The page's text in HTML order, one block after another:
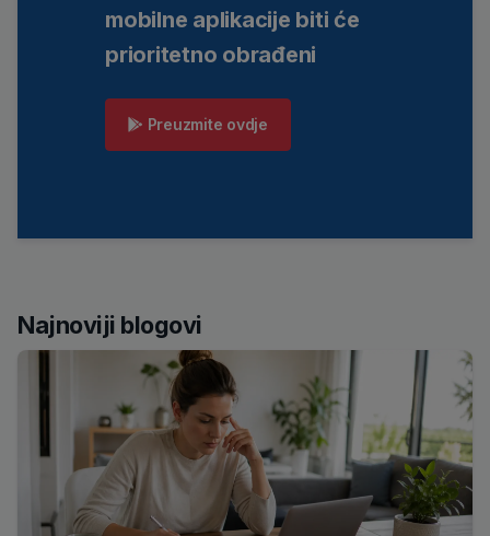
mobilne aplikacije biti će
prioritetno obrađeni
Preuzmite ovdje
Najnoviji blogovi